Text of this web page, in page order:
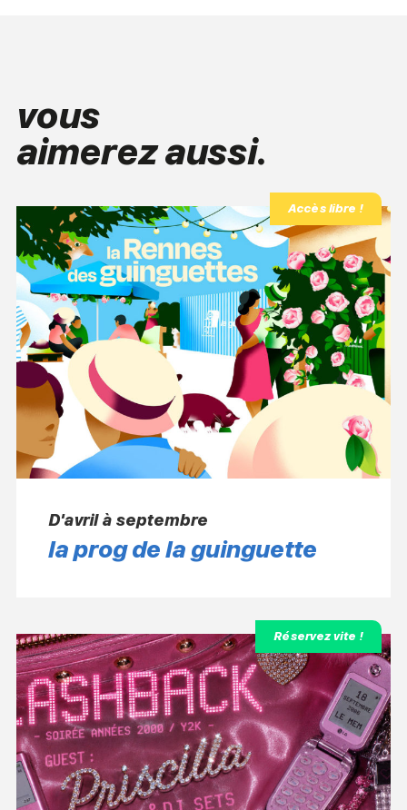
vous
aimerez aussi.
Accès libre !
D'avril à septembre
la prog de la guinguette
Réservez vite !